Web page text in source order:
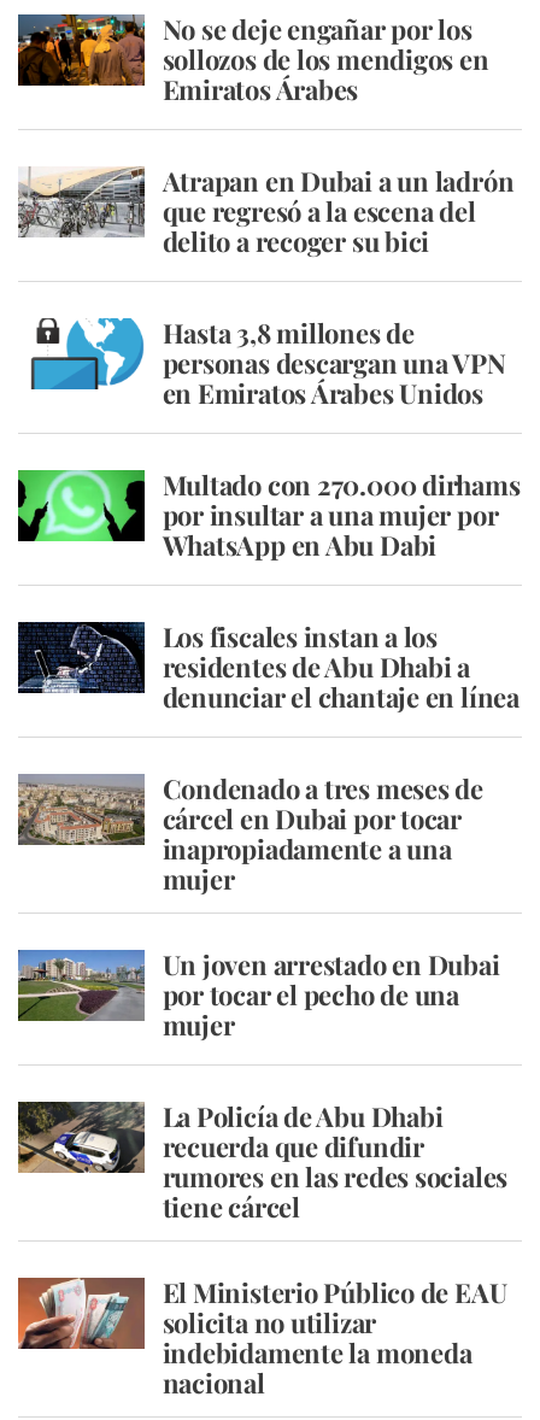
No se deje engañar por los
sollozos de los mendigos en
Emiratos Árabes
Atrapan en Dubai a un ladrón
que regresó a la escena del
delito a recoger su bici
Hasta 3,8 millones de
personas descargan una VPN
en Emiratos Árabes Unidos
Multado con 270.000 dirhams
por insultar a una mujer por
WhatsApp en Abu Dabi
Los fiscales instan a los
residentes de Abu Dhabi a
denunciar el chantaje en línea
Condenado a tres meses de
cárcel en Dubai por tocar
inapropiadamente a una
mujer
Un joven arrestado en Dubai
por tocar el pecho de una
mujer
La Policía de Abu Dhabi
recuerda que difundir
rumores en las redes sociales
tiene cárcel
El Ministerio Público de EAU
solicita no utilizar
indebidamente la moneda
nacional